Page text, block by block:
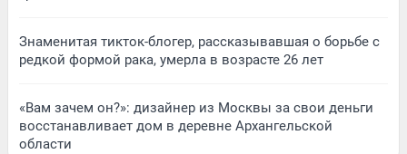
Знаменитая тикток-блогер, рассказывавшая о борьбе с
редкой формой рака, умерла в возрасте 26 лет
«Вам зачем он?»: дизайнер из Москвы за свои деньги
восстанавливает дом в деревне Архангельской
области